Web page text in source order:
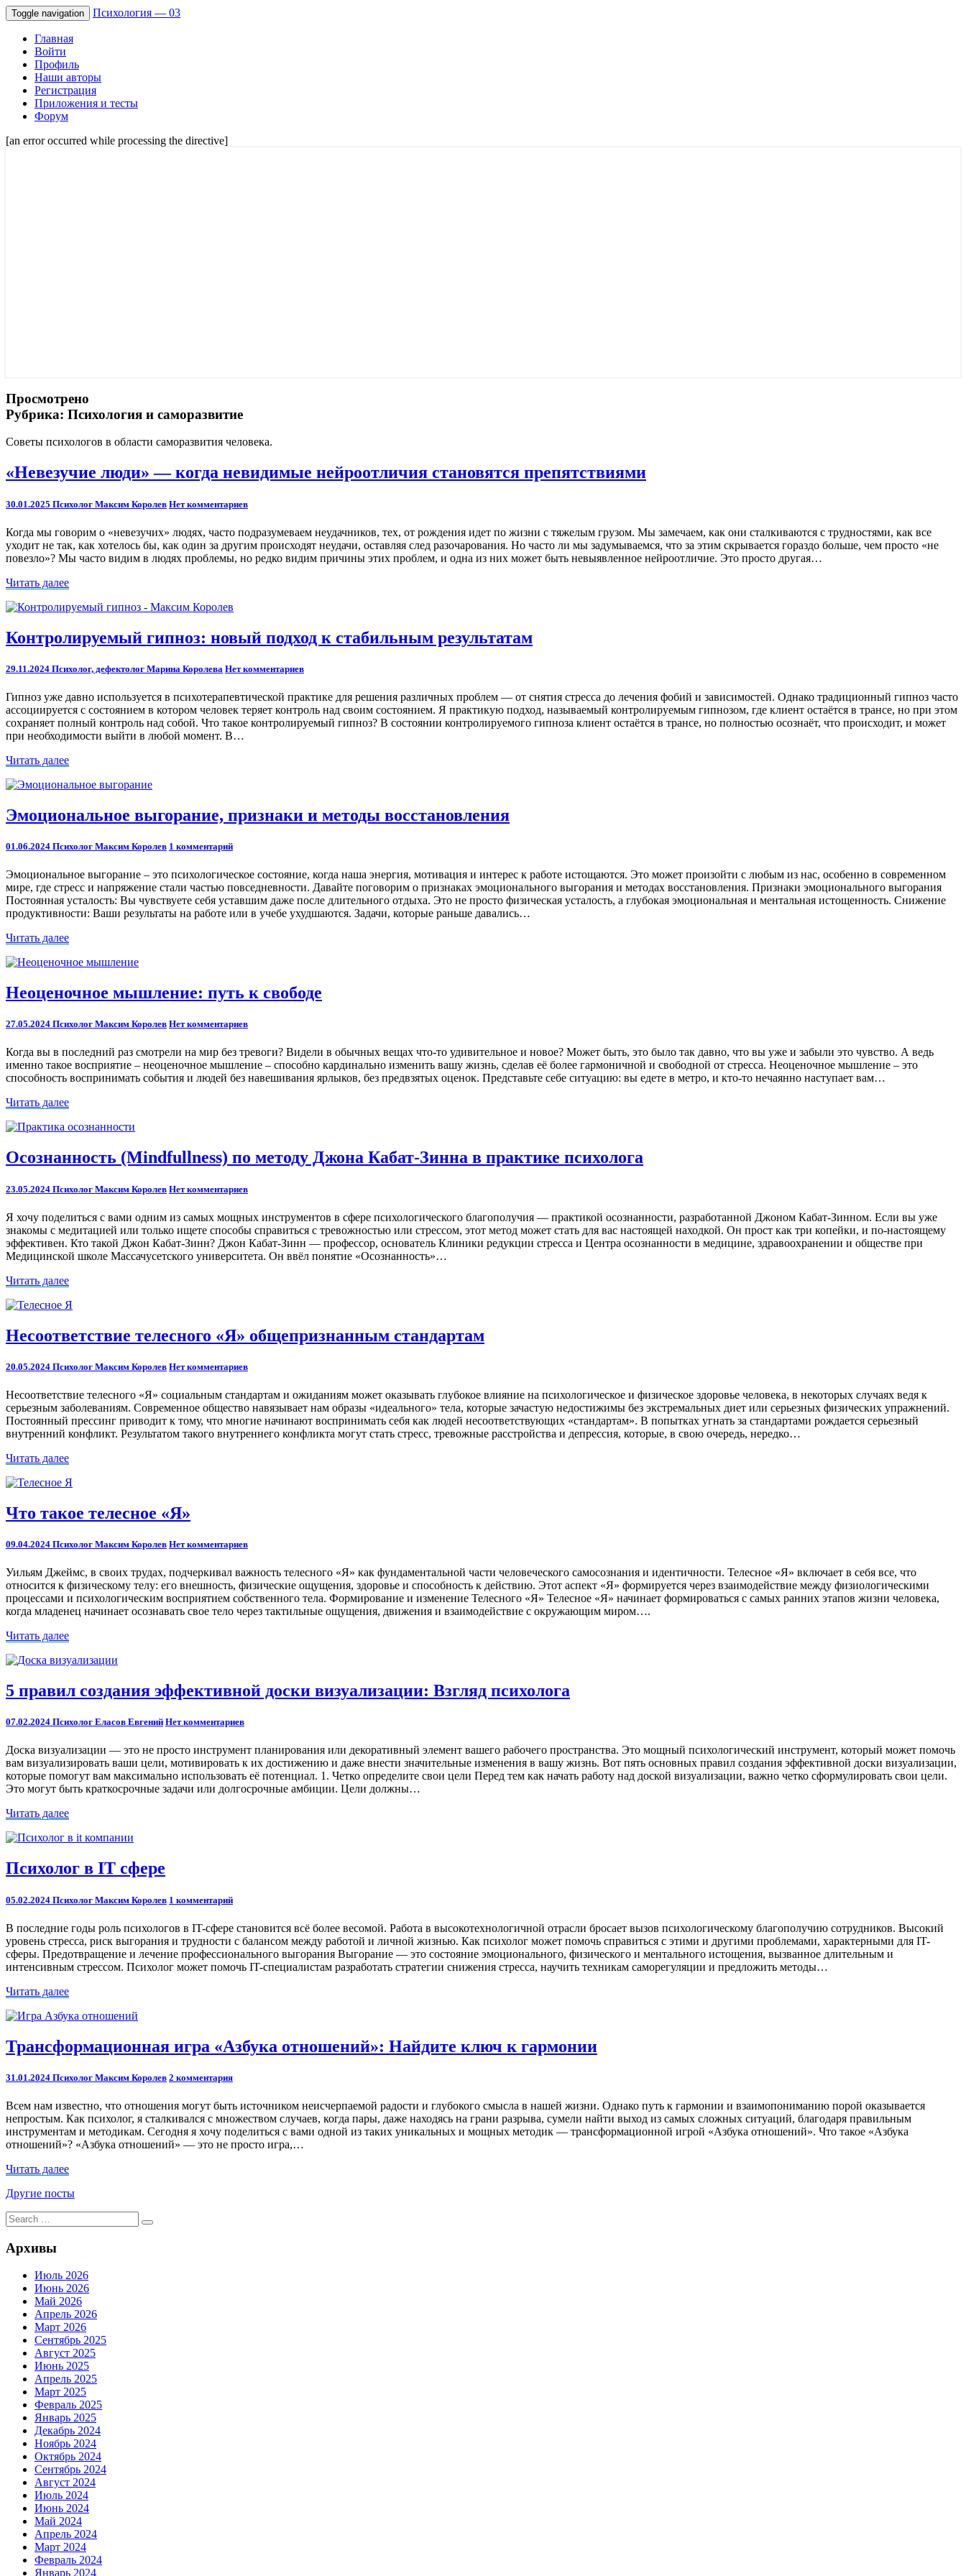
Toggle navigation Психология — 03
Главная
Войти
Профиль
Наши авторы
Регистрация
Приложения и тесты
Форум
[an error occurred while processing the directive]
Просмотрено
Рубрика: Психология и саморазвитие
Советы психологов в области саморазвития человека.
«Невезучие
люди»
когда
нейроотличия
становятся
препятствиями
«Невезучие люди» — когда невидимые нейроотличия становятся препятствиями
30.01.2025 Психолог Максим Королев Comments
Нет комментариев
Когда мы говорим о «невезучих» людях, часто подразумеваем неудачников, тех, от рождения идет по жизни с тяжелым грузом. Мы замечаем, как они сталкиваются с трудностями, как все
уходит не так, как хотелось бы, как один за другим происходят неудачи, оставляя след разочарования. Но часто ли мы задумываемся, что за этим скрывается гораздо больше, чем просто «не
повезло»? Мы часто видим в людях проблемы, но редко видим причины этих проблем, и одна из них может быть невыявленное нейроотличие. Это просто другая…
Читать далееЧитать
Контролируемый
гипноз:
подход
стабильным
результатам
Контролируемый гипноз: новый подход к стабильным результатам
29.11.2024 Психолог, дефектолог Марина Королева Comments
Нет комментариев
Гипноз уже давно используется в психотерапевтической практике для решения различных проблем — от снятия стресса до лечения фобий и зависимостей. Однако традиционный гипноз часто
ассоциируется с состоянием в котором человек теряет контроль над своим состоянием. Я практикую подход, называемый контролируемым гипнозом, где клиент остаётся в трансе, но при этом
сохраняет полный контроль над собой. Что такое контролируемый гипноз? В состоянии контролируемого гипноза клиент остаётся в трансе, но полностью осознаёт, что происходит, и может
при необходимости выйти в любой момент. В…
Читать далееЧитать
Эмоциональное
выгорание,
и
восстановления
Эмоциональное выгорание, признаки и методы восстановления
01.06.2024 Психолог Максим Королев Comments
1 комментарий
Эмоциональное выгорание – это психологическое состояние, когда наша энергия, мотивация и интерес к работе истощаются. Это может произойти с любым из нас, особенно в современном
мире, где стресс и напряжение стали частью повседневности. Давайте поговорим о признаках эмоционального выгорания и методах восстановления. Признаки эмоционального выгорания
Постоянная усталость: Вы чувствуете себя уставшим даже после длительного отдыха. Это не просто физическая усталость, а глубокая эмоциональная и ментальная истощенность. Снижение
продуктивности: Ваши результаты на работе или в учебе ухудшаются. Задачи, которые раньше давались…
Читать далееЧитать
Неоценочное
мышление:
к
Неоценочное мышление: путь к свободе
27.05.2024 Психолог Максим Королев Comments
Нет комментариев
Когда вы в последний раз смотрели на мир без тревоги? Видели в обычных вещах что-то удивительное и новое? Может быть, это было так давно, что вы уже и забыли это чувство. А ведь
именно такое восприятие – неоценочное мышление – способно кардинально изменить вашу жизнь, сделав её более гармоничной и свободной от стресса. Неоценочное мышление – это
способность воспринимать события и людей без навешивания ярлыков, без предвзятых оценок. Представьте себе ситуацию: вы едете в метро, и кто-то нечаянно наступает вам…
Читать далееЧитать
Осознанность
(Mindfullness)
методу
Кабат-
Зинна
в
практике
Осознанность (Mindfullness) по методу Джона Кабат-Зинна в практике психолога
23.05.2024 Психолог Максим Королев Comments
Нет комментариев
Я хочу поделиться с вами одним из самых мощных инструментов в сфере психологического благополучия — практикой осознанности, разработанной Джоном Кабат-Зинном. Если вы уже
знакомы с медитацией или только ищете способы справиться с тревожностью или стрессом, этот метод может стать для вас настоящей находкой. Он прост как три копейки, и по-настоящему
эффективен. Кто такой Джон Кабат-Зинн? Джон Кабат-Зинн — профессор, основатель Клиники редукции стресса и Центра осознанности в медицине, здравоохранении и обществе при
Медицинской школе Массачусетского университета. Он ввёл понятие «Осознанность»…
Читать далееЧитать
Несоответствие
телесного
общепризнанным
Несоответствие телесного «Я» общепризнанным стандартам
20.05.2024 Психолог Максим Королев Comments
Нет комментариев
Несоответствие телесного «Я» социальным стандартам и ожиданиям может оказывать глубокое влияние на психологическое и физическое здоровье человека, в некоторых случаях ведя к
серьезным заболеваниям. Современное общество навязывает нам образы «идеального» тела, которые зачастую недостижимы без экстремальных диет или серьезных физических упражнений.
Постоянный прессинг приводит к тому, что многие начинают воспринимать себя как людей несоответствующих «стандартам». В попытках угнать за стандартами рождается серьезный
внутренний конфликт. Результатом такого внутреннего конфликта могут стать стресс, тревожные расстройства и депрессия, которые, в свою очередь, нередко…
Читать далееЧитать
Что
такое
«Я»
Что такое телесное «Я»
09.04.2024 Психолог Максим Королев Comments
Нет комментариев
Уильям Джеймс, в своих трудах, подчеркивал важность телесного «Я» как фундаментальной части человеческого самосознания и идентичности. Телесное «Я» включает в себя все, что
относится к физическому телу: его внешность, физические ощущения, здоровье и способность к действию. Этот аспект «Я» формируется через взаимодействие между физиологическими
процессами и психологическим восприятием собственного тела. Формирование и изменение Телесного «Я» Телесное «Я» начинает формироваться с самых ранних этапов жизни человека,
когда младенец начинает осознавать свое тело через тактильные ощущения, движения и взаимодействие с окружающим миром….
Читать далееЧитать
5
правил
эффективной
визуализации:
Взгляд
психолога
5 правил создания эффективной доски визуализации: Взгляд психолога
07.02.2024 Психолог Еласов Евгений Comments
Нет комментариев
Доска визуализации — это не просто инструмент планирования или декоративный элемент вашего рабочего пространства. Это мощный психологический инструмент, который может помочь
вам визуализировать ваши цели, мотивировать к их достижению и даже внести значительные изменения в вашу жизнь. Вот пять основных правил создания эффективной доски визуализации,
которые помогут вам максимально использовать её потенциал. 1. Четко определите свои цели Перед тем как начать работу над доской визуализации, важно четко сформулировать свои цели.
Это могут быть краткосрочные задачи или долгосрочные амбиции. Цели должны…
Читать далееЧитать
Психолог
в
сфере
Психолог в IT сфере
05.02.2024 Психолог Максим Королев Comments
1 комментарий
В последние годы роль психологов в IT-сфере становится всё более весомой. Работа в высокотехнологичной отрасли бросает вызов психологическому благополучию сотрудников. Высокий
уровень стресса, риск выгорания и трудности с балансом между работой и личной жизнью. Как психолог может помочь справиться с этими и другими проблемами, характерными для IT-
сферы. Предотвращение и лечение профессионального выгорания Выгорание — это состояние эмоционального, физического и ментального истощения, вызванное длительным и
интенсивным стрессом. Психолог может помочь IT-специалистам разработать стратегии снижения стресса, научить техникам саморегуляции и предложить методы…
Читать далееЧитать
Трансформационная
игра
отношений»:
ключ
к
гармонии
Трансформационная игра «Азбука отношений»: Найдите ключ к гармонии
31.01.2024 Психолог Максим Королев Comments
2 комментария
Всем нам известно, что отношения могут быть источником неисчерпаемой радости и глубокого смысла в нашей жизни. Однако путь к гармонии и взаимопониманию порой оказывается
непростым. Как психолог, я сталкивался с множеством случаев, когда пары, даже находясь на грани разрыва, сумели найти выход из самых сложных ситуаций, благодаря правильным
инструментам и методикам. Сегодня я хочу поделиться с вами одной из таких уникальных и мощных методик — трансформационной игрой «Азбука отношений». Что такое «Азбука
отношений»? «Азбука отношений» — это не просто игра,…
Читать далееЧитать
Навигация
по
Другие посты
Search
for:
Search
Архивы
Июль 2026
Июнь 2026
Май 2026
Апрель 2026
Март 2026
Сентябрь 2025
Август 2025
Июнь 2025
Апрель 2025
Март 2025
Февраль 2025
Январь 2025
Декабрь 2024
Ноябрь 2024
Октябрь 2024
Сентябрь 2024
Август 2024
Июль 2024
Июнь 2024
Май 2024
Апрель 2024
Март 2024
Февраль 2024
Январь 2024